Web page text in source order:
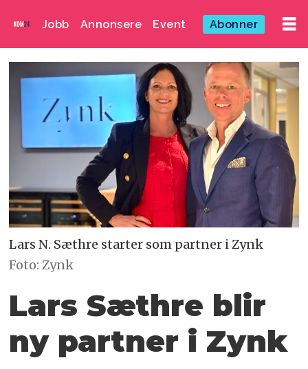
Jobb Annonsere Event Abonner
Lars N. Sæthre starter som partner i Zynk
Foto: Zynk
Lars Sæthre blir
ny partner i Zynk